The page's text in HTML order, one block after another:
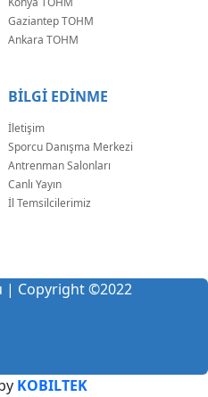
Gaziantep TOHM
Ankara TOHM
BİLGİ EDİNME
İletişim
Sporcu Danışma Merkezi
Antrenman Salonları
Canlı Yayın
İl Temsilcilerimiz
| Copyright©2022
KOBILTEK